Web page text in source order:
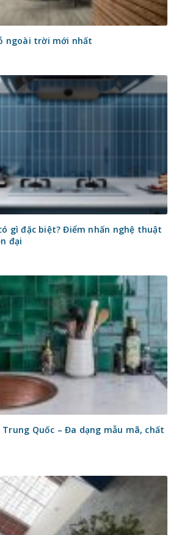
ngoài trời mới nhất
gì đặc biệt? Điểm nhấn nghệ thuật
đại
Quốc – Đa dạng mẫu mã, chất